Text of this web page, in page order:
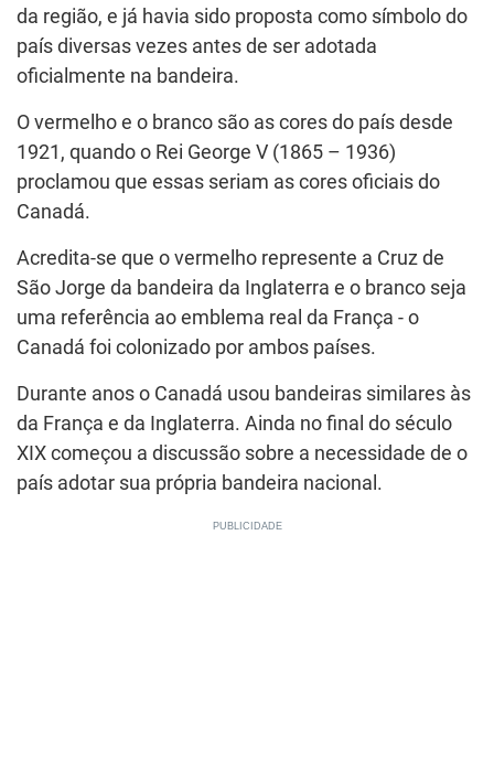
da região, e já havia sido proposta como símbolo do
país diversas vezes antes de ser adotada
oficialmente na bandeira.
O vermelho e o branco são as cores do país desde
1921, quando o Rei George V (1865 – 1936)
proclamou que essas seriam as cores oficiais do
Canadá.
Acredita-se que o vermelho represente a Cruz de
São Jorge da bandeira da Inglaterra e o branco seja
uma referência ao emblema real da França - o
Canadá foi colonizado por ambos países.
Durante anos o Canadá usou bandeiras similares às
da França e da Inglaterra. Ainda no final do século
XIX começou a discussão sobre a necessidade de o
país adotar sua própria bandeira nacional.